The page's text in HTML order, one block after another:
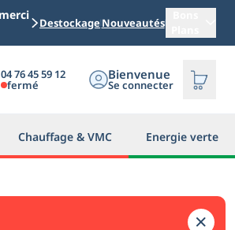
DestockageNouveautés
04 76 45 59 12
fermé
Bienvenue
Se connecter
Chauffage & VMC Energie verte